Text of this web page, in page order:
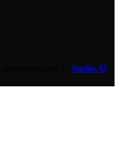
Studio AI